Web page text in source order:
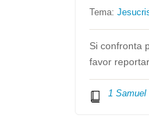
Tema:
Si confronta
favor
1 Samuel